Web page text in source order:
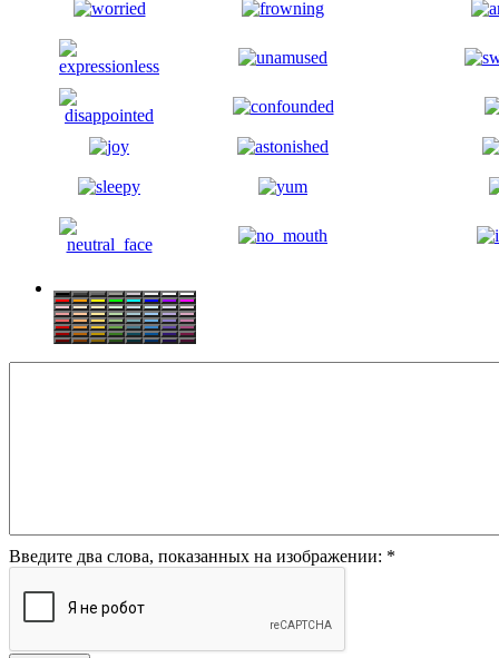
Введите два слова, показанных на изображении: *